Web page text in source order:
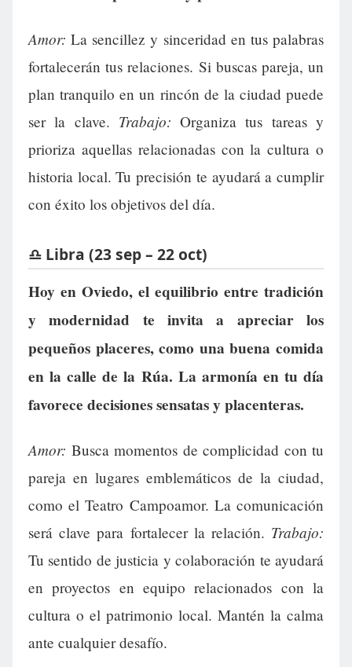
Amor: La sencillez y sinceridad en tus palabras
fortalecerán tus relaciones. Si buscas pareja, un
plan tranquilo en un rincón de la ciudad puede
ser la clave. Trabajo: Organiza tus tareas y
prioriza aquellas relacionadas con la cultura o
historia local. Tu precisión te ayudará a cumplir
con éxito los objetivos del día.
♎ Libra (23 sep – 22 oct)
Hoy en Oviedo, el equilibrio entre tradición
y modernidad te invita a apreciar los
pequeños placeres, como una buena comida
en la calle de la Rúa. La armonía en tu día
favorece decisiones sensatas y placenteras.
Amor: Busca momentos de complicidad con tu
pareja en lugares emblemáticos de la ciudad,
como el Teatro Campoamor. La comunicación
será clave para fortalecer la relación. Trabajo:
Tu sentido de justicia y colaboración te ayudará
en proyectos en equipo relacionados con la
cultura o el patrimonio local. Mantén la calma
ante cualquier desafío.